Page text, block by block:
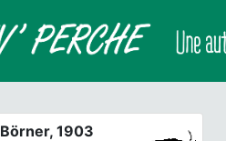
Börner, 1903